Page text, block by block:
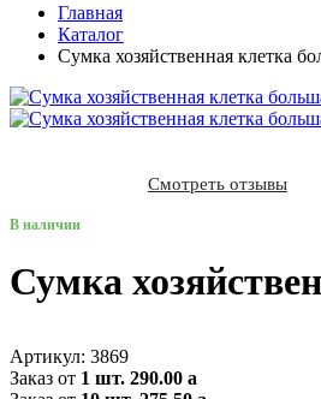
Главная
Каталог
Сумка хозяйственная клетка
Смотреть отзывы
В наличии
Сумка
Артикул: 3869
Заказ от 1 шт. 290.00 a